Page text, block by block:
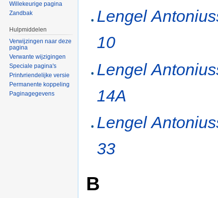
Lengel
10
Lengel
14A
Lengel
33
B
Willekeurige pagina
Zandbak
Hulpmiddelen
Verwijzingen naar deze
pagina
Verwante wijzigingen
Speciale pagina's
Printvriendelijke versie
Permanente koppeling
Paginagegevens